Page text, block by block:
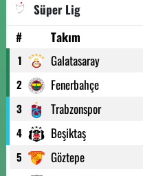
Süper Lig
#
Takım
1 Galatasaray
2 Fenerbahçe
3 Trabzonspor
4 Beşiktaş
5 Göztepe